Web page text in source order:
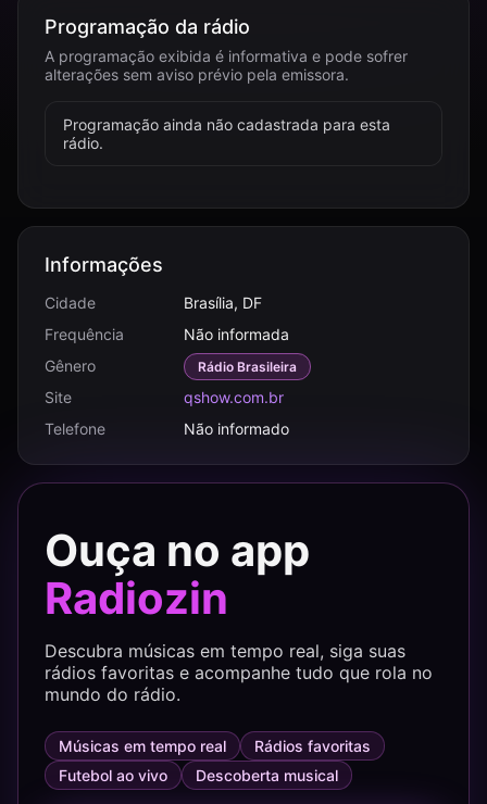
Programação da rádio
A programação exibida é informativa e pode sofrer
alterações sem aviso prévio pela emissora.
Programação ainda não cadastrada para esta
rádio.
Informações
Cidade
Brasília, DF
Frequência
Não informada
Gênero
Rádio Brasileira
Site
qshow.com.br
Telefone
Não informado
Ouça no app
Radiozin
Descubra músicas em tempo real, siga suas
rádios favoritas e acompanhe tudo que rola no
mundo do rádio.
Músicas em tempo real
Rádios favoritas
Futebol ao vivo
Descoberta musical